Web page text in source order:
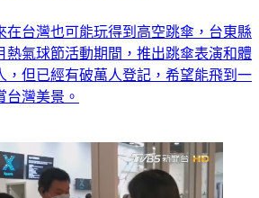
在台灣也可能玩得到高空跳傘，台東縣
熱氣球節活動期間，推出跳傘表演和體
，但已經有破萬人登記，希望能飛到一
台灣美景。